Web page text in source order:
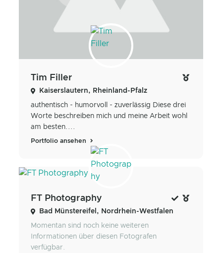
Tim Filler
Kaiserslautern, Rheinland-Pfalz
authentisch - humorvoll - zuverlässig Diese drei
Worte beschreiben mich und meine Arbeit wohl
am besten....
Portfolio ansehen
FT Photography
Bad Münstereifel, Nordrhein-Westfalen
Momentan sind noch keine weiteren
Informationen über diesen Fotografen
verfügbar.